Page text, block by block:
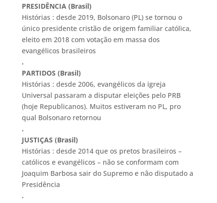
PRESIDÊNCIA (Brasil)
Histórias : desde 2019, Bolsonaro (PL) se tornou o
único presidente cristão de origem familiar católica,
eleito em 2018 com votação em massa dos
evangélicos brasileiros
.
PARTIDOS (Brasil)
Histórias : desde 2006, evangélicos da igreja
Universal passaram a disputar eleições pelo PRB
(hoje Republicanos). Muitos estiveram no PL, pro
qual Bolsonaro retornou
.
JUSTIÇAS (Brasil)
Histórias : desde 2014 que os pretos brasileiros –
católicos e evangélicos – não se conformam com
Joaquim Barbosa sair do Supremo e não disputado a
Presidência
.